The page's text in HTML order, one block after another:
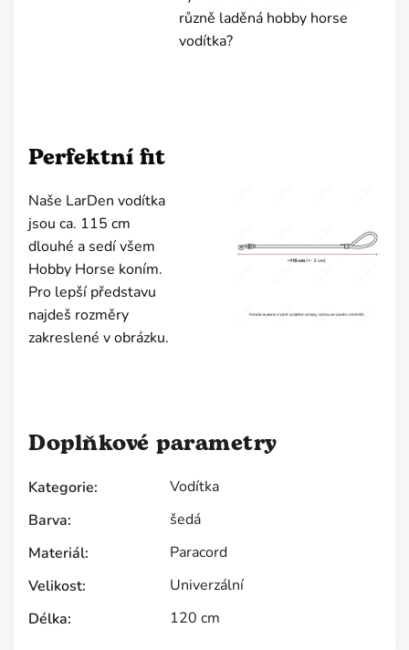
různě laděná hobby horse
vodítka?
Perfektní fit
Naše LarDen vodítka
jsou ca. 115 cm
dlouhé a sedí všem
Hobby Horse koním.
Pro lepší představu
najdeš rozměry
zakreslené v obrázku.
Doplňkové parametry
Kategorie:
Vodítka
Barva:
šedá
Materiál:
Paracord
Velikost:
Univerzální
Délka: 120 cm